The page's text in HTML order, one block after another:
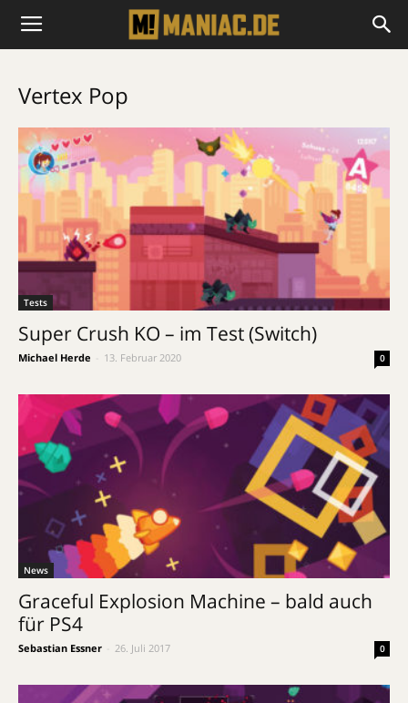
Vertex Pop
Tests
Super Crush KO – im Test (Switch)
Michael Herde 13. Februar 2020 0
News
Graceful Explosion Machine – bald auch
für PS4
Sebastian Essner 26. Juli 2017 0